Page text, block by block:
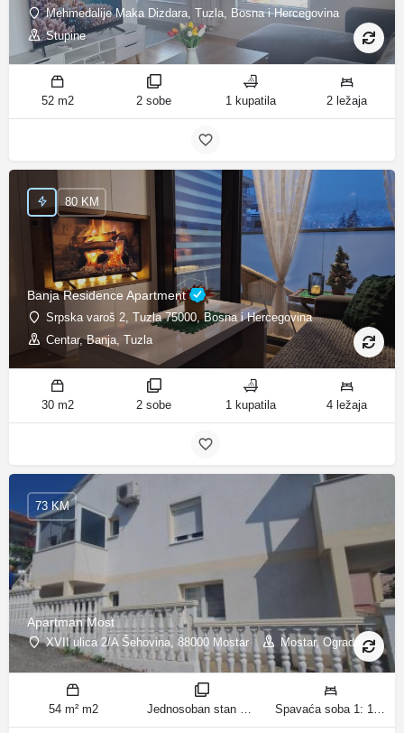
Mehmedalije Maka Dizdara, Tuzla, Bosna i Hercegovina
Stupine
52 m2 2 sobe 1 kupatila 2 ležaja
Banja Residence Apartment
Srpska varoš 2, Tuzla 75000, Bosna i Hercegovina
Centar, Banja, Tuzla
80 KM
30 m2 2 sobe 1 kupatila 4 ležaja
Apartman Most
XVII ulica 2/A Šehovina, 88000 Mostar Mostar, Ograda
73 KM
54 m² m2